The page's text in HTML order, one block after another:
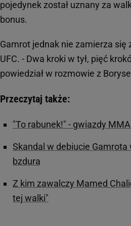
pojedynek został uznany za
bonus.
Gamrot jednak nie zamierza
UFC. - Dwa kroki w tył, pięć
powiedział w rozmowie z
Przeczytaj także:
"To rabunek!" - gwiazdy
Skandal w debiucie Gamrota
bzdura
Z kim zawalczy Mamed
tej walki"